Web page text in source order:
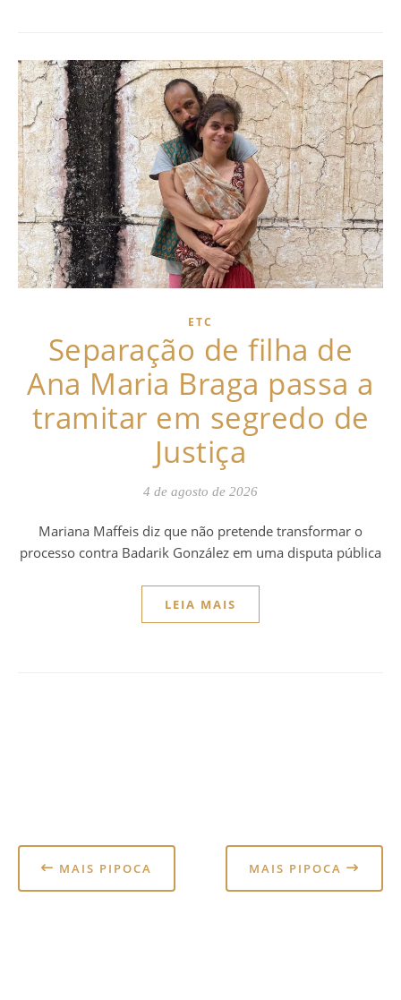
ETC
Separação de filha de
Ana Maria Braga passa a
tramitar em segredo de
Justiça
4 de agosto de 2026
Mariana Maffeis diz que não pretende transformar o
processo contra Badarik González em uma disputa pública
LEIA MAIS
MAIS PIPOCA MAIS PIPOCA